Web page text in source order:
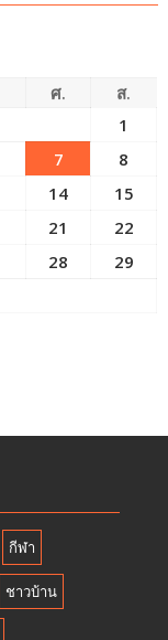
ศ.
ส.
1
7
8
14
15
21
22
28
29
กีฬา
ชาวบ้าน